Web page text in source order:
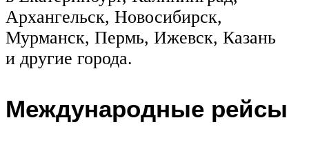
Архангельск, Новосибирск,
Мурманск, Пермь, Ижевск, Казань
и другие города.
Международные рейсы